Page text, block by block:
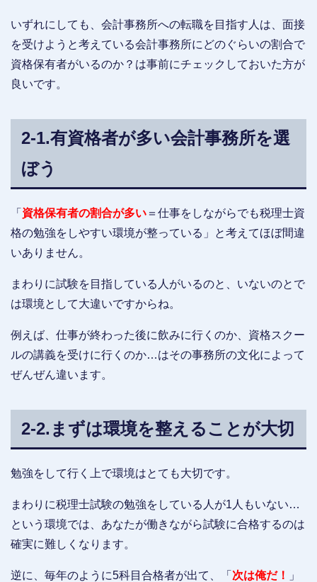
いずれにしても、会計事務所への転職を目指す人は、面接
を受けようと考えている会計事務所にどのぐらいの割合で
資格保有者がいるのか？は事前にチェックしておいた方が
良いです。
2-1.有資格者が多い会計事務所を選
ぼう
「 資格保有者の割合が多い ＝仕事をしながらでも税理士資
格の勉強をしやすい環境が整っている」と考えてほぼ間違
いありません。
まわりに試験を目指している人がいるのと、いないのとで
は環境として大違いですからね。
例えば、仕事が終わった後に飲みに行くのか、資格スクー
ルの講義を受けに行くのか…はその事務所の文化によって
ぜんぜん違います。
2-2.まずは環境を整えることが大切
勉強をして行く上で環境はとても大切です。
まわりに税理士試験の勉強をしている人が1人もいない…
という環境では、あなたが働きながら試験に合格するのは
確実に難しくなります。
逆に、毎年のように5科目合格者が出て、「 次は俺だ！
」